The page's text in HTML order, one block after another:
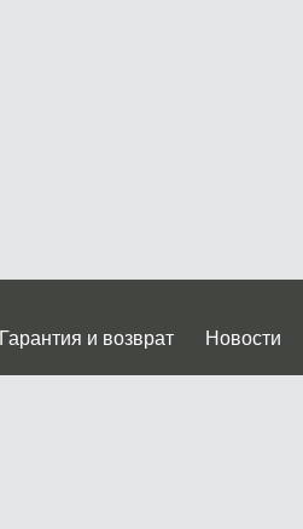
Гарантия и возврат Новости